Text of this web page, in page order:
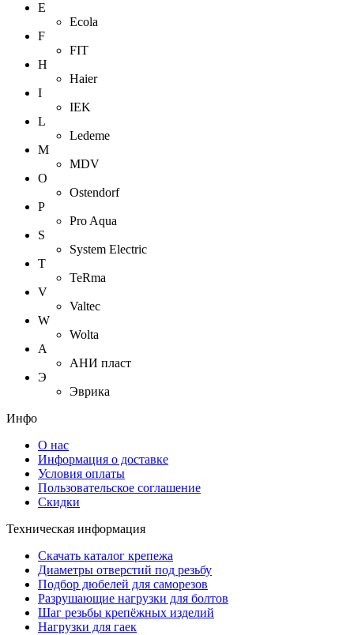
E
Ecola
F
FIT
H
Haier
I
IEK
L
Ledeme
M
MDV
O
Ostendorf
P
Pro Aqua
S
System Electric
T
TeRma
V
Valtec
W
Wolta
А
АНИ пласт
Э
Эврика
Инфо
О нас
Информация о доставке
Условия оплаты
Пользовательское соглашение
Скидки
Техническая информация
Скачать каталог крепежа
Диаметры отверстий под резьбу
Подбор дюбелей для саморезов
Разрушающие нагрузки для болтов
Шаг резьбы крепёжных изделий
Нагрузки для гаек